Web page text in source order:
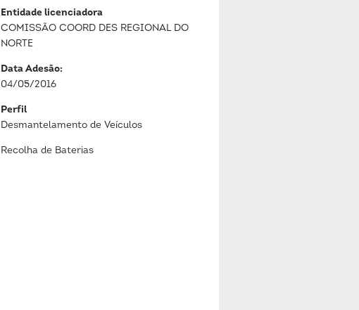
Entidade licenciadora
COMISSÃO COORD DES REGIONAL DO
NORTE
Data Adesão:
04/05/2016
Perfil
Desmantelamento de Veículos
Recolha de Baterias